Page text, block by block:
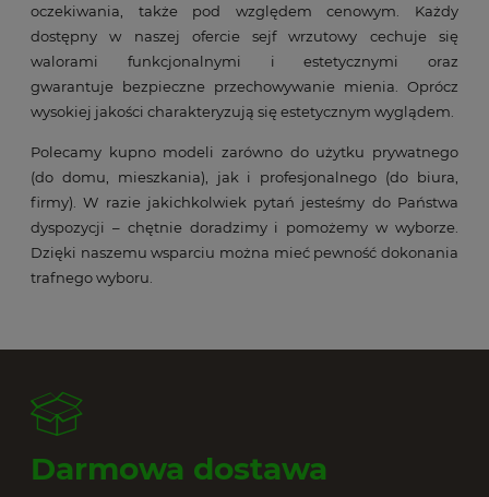
oczekiwania, także pod względem cenowym. Każdy
dostępny w naszej ofercie sejf wrzutowy cechuje się
walorami funkcjonalnymi i estetycznymi oraz
gwarantuje bezpieczne przechowywanie mienia. Oprócz
wysokiej jakości charakteryzują się estetycznym wyglądem.
Polecamy kupno modeli zarówno do użytku prywatnego
(do domu, mieszkania), jak i profesjonalnego (do biura,
firmy). W razie jakichkolwiek pytań jesteśmy do Państwa
dyspozycji – chętnie doradzimy i pomożemy w wyborze.
Dzięki naszemu wsparciu można mieć pewność dokonania
trafnego wyboru.
Darmowa dostawa